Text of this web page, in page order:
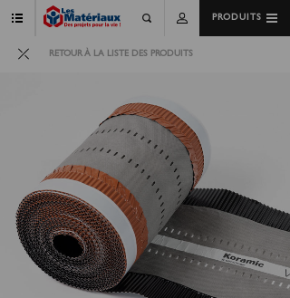
PRODUITS
RETOUR À LA LISTE DES PRODUITS